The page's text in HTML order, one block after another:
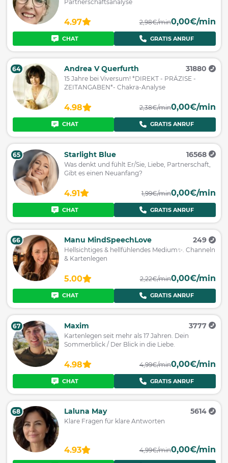
Partnerschaftsanalyse
4.97 2,98€/min0,00€/min
CHAT GRATIS ANRUF
64 Andrea V Querfurth 31880
15 Jahre bei Viversum! *DIREKT - PRÄZISE -
ZEITANGABEN*- Chakra-Analyse
4.98 2,38€/min0,00€/min
CHAT GRATIS ANRUF
65 Starlight Blue 16568
Was denkt und fühlt Er/Sie, Liebe, Partnerschaft,
Gibt es einen Neuanfang?
4.91 1,99€/min0,00€/min
CHAT GRATIS ANRUF
66 Manu MindSpeechLove 249
Hellsichtiges & hellfühlendes Medium✨️. Channeln
& Kartenlegen
5.00 2,22€/min0,00€/min
CHAT GRATIS ANRUF
67 Maxim 3777
Kartenlegen seit mehr als 17 Jahren. Dein
Sommerblick / Der Blick in die Liebe.
4.98 4,99€/min0,00€/min
CHAT GRATIS ANRUF
68 Laluna May 5614
Klare Fragen für klare Antworten
4.93 4,99€/min0,00€/min